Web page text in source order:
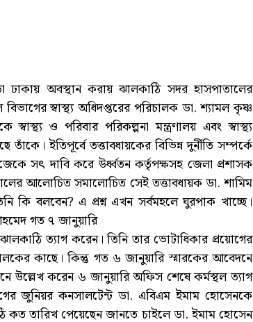
ঢাকায় অবস্থান করায় ঝালকাঠি সদর হাসপাতালের
স্বাস্থ্য অধিদপ্তরের পরিচালক ডা. শ্যামল কৃষ্ণ
ও পরিবার পরিকল্পনা মন্ত্রণালয় এবং স্বাস্থ্য
ইতিপূর্বে তত্তাবধায়কের বিভিন্ন দুর্নীতি সম্পর্কে
সৎ দাবি করে উর্ধ্বতন কর্তৃপক্ষসহ জেলা প্রশাসক
আলোচিত সমালোচিত সেই তত্তাবধায়ক ডা. শামিম
বলবেন? এ প্রশ্ন এখন সর্বমহলে ঘুরপাক খাচ্ছে।
গত ৭ জানুয়ারি
ত্যাগ করেন। তিনি তার ভোটাধিকার প্রয়োগের
কাছে। কিন্তু গত ৬ জানুয়ারি স্মারকের আবেদনে
উল্লেখ করেন ৬ জানুয়ারি অফিস শেষে কর্মস্থল ত্যাগ
জুনিয়র কনসালটেন্ট ডা. এবিএম ইমাম হোসেনকে
কত তারিখ পেয়েছেন জানতে চাইলে ডা. ইমাম হোসেন